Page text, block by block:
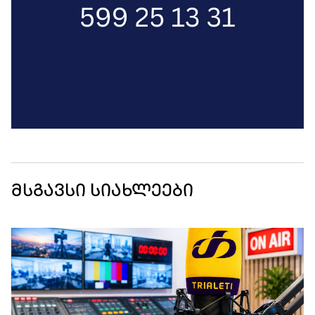
მსგავსი სიახლეები